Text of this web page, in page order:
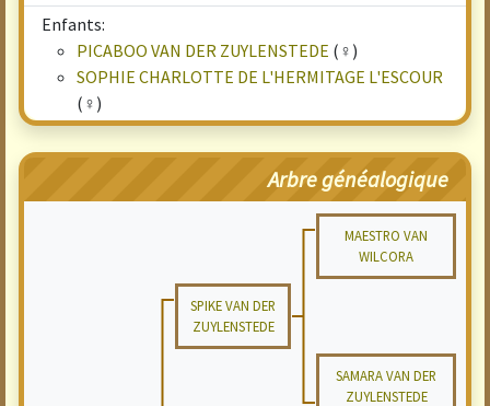
Enfants:
PICABOO VAN DER ZUYLENSTEDE (♀)
SOPHIE CHARLOTTE DE L'HERMITAGE L'ESCOUR
(♀)
Arbre généalogique
MAESTRO VAN
WILCORA
SPIKE VAN DER
ZUYLENSTEDE
SAMARA VAN DER
ZUYLENSTEDE